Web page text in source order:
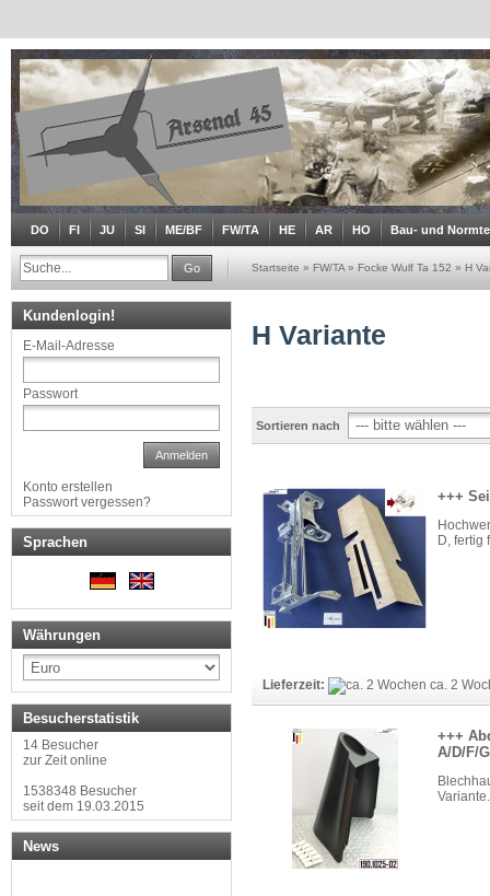
DO FI JU SI ME/BF FW/TA HE AR HO Bau- und
Go Startseite » FW/TA » Focke Wulf Ta 152 » H
H Variante
Sortieren nach
+++
D, fertig
Lieferzeit: ca. 2
+++
A/D/F/
Kundenlogin!
E-Mail-Adresse
Passwort
Anmelden
Konto erstellen
Passwort vergessen?
Sprachen
Währungen
Besucherstatistik
14 Besucher
zur Zeit online
1538348 Besucher
seit dem 19.03.2015
News